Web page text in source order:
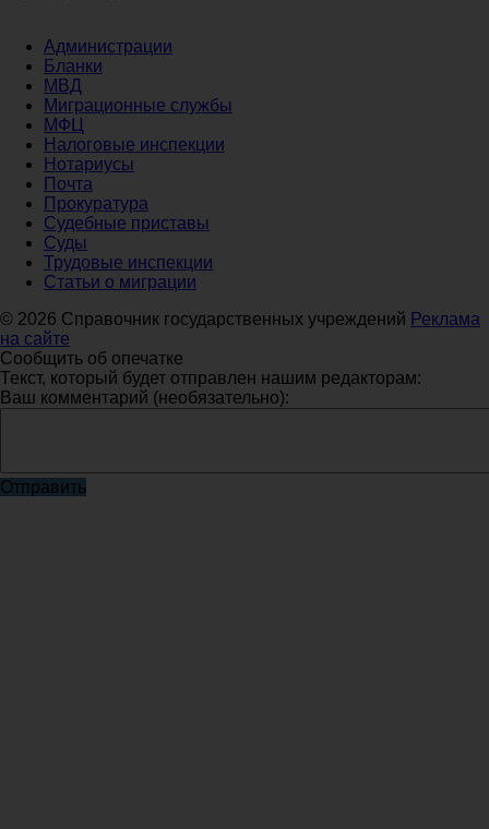
Администрации
Бланки
МВД
Миграционные службы
МФЦ
Налоговые инспекции
Нотариусы
Почта
Прокуратура
Судебные приставы
Суды
Трудовые инспекции
Статьи о миграции
© 2026 Справочник государственных учреждений Реклама
на сайте
Сообщить об опечатке
Текст, который будет отправлен нашим редакторам:
Ваш комментарий (необязательно):
Отправить